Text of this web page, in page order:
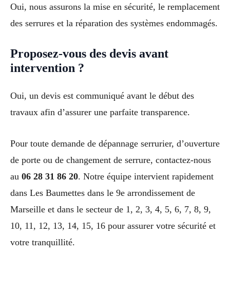
Oui, nous assurons la mise en sécurité, le remplacement
des serrures et la réparation des systèmes endommagés.
Proposez-vous des devis avant
intervention ?
Oui, un devis est communiqué avant le début des
travaux afin d’assurer une parfaite transparence.
Pour toute demande de dépannage serrurier, d’ouverture
de porte ou de changement de serrure, contactez-nous
au 06 28 31 86 20. Notre équipe intervient rapidement
dans Les Baumettes dans le 9e arrondissement de
Marseille et dans le secteur de 1, 2, 3, 4, 5, 6, 7, 8, 9,
10, 11, 12, 13, 14, 15, 16 pour assurer votre sécurité et
votre tranquillité.